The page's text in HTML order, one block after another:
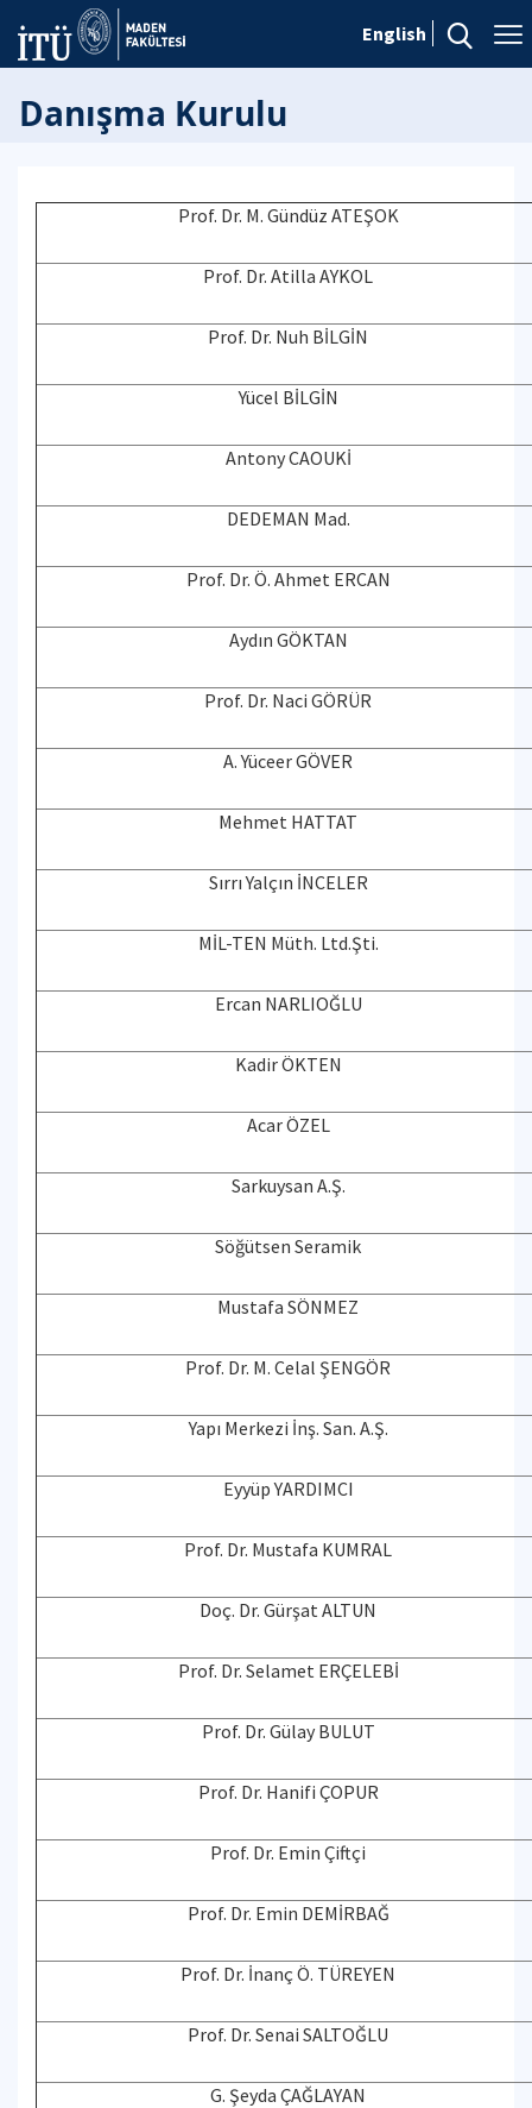
English
Danışma Kurulu
Prof. Dr. M. Gündüz ATEŞOK
Prof. Dr. Atilla AYKOL
Prof. Dr. Nuh BİLGİN
Yücel BİLGİN
Antony CAOUKİ
DEDEMAN Mad.
Prof. Dr. Ö. Ahmet ERCAN
Aydın GÖKTAN
Prof. Dr. Naci GÖRÜR
A. Yüceer GÖVER
Mehmet HATTAT
Sırrı Yalçın İNCELER
MİL-TEN Müth. Ltd.Şti.
Ercan NARLIOĞLU
Kadir ÖKTEN
Acar ÖZEL
Sarkuysan A.Ş.
Söğütsen Seramik
Mustafa SÖNMEZ
Prof. Dr. M. Celal ŞENGÖR
Yapı Merkezi İnş. San. A.Ş.
Eyyüp YARDIMCI
Prof. Dr. Mustafa KUMRAL
Doç. Dr. Gürşat ALTUN
Prof. Dr. Selamet ERÇELEBİ
Prof. Dr. Gülay BULUT
Prof. Dr. Hanifi ÇOPUR
Prof. Dr. Emin Çiftçi
Prof. Dr. Emin DEMİRBAĞ
Prof. Dr. İnanç Ö. TÜREYEN
Prof. Dr. Senai SALTOĞLU
G. Şeyda ÇAĞLAYAN